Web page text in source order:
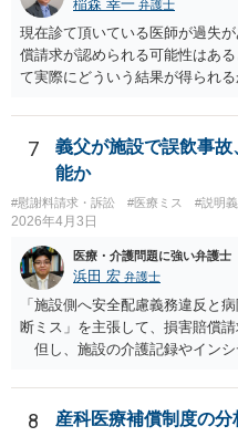
稲森 幸一 弁護士
現在診て頂いている医師が過失
償請求が認められる可能性はあ
て実際にどういう結果が得られ
療費や精神的苦痛を受けた分の
などが考えられます。 頑張って
7
義父が施設で誤飲事
能か
#慰謝料請求・訴訟 #医療ミス #説明
2026年4月3日
医療・介護問題に強い弁護士
浜田 宏 弁護士
「施設側へ安全配慮義務違反と
断ミス」を主張して、損害賠償
但し、施設の介護記録やイン
れているのであれば消防の記録
る可能性があるかどうかまでは
故・医療事故でも同様です。
8 産科医療補償制度の